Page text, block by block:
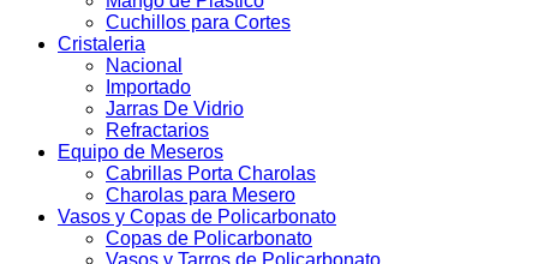
Cuchillos para Cortes
Cristaleria
Nacional
Importado
Jarras De Vidrio
Refractarios
Equipo de Meseros
Cabrillas Porta Charolas
Charolas para Mesero
Vasos y Copas de Policarbonato
Copas de Policarbonato
Vasos y Tarros de Policarbonato